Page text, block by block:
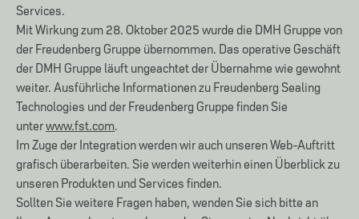
Services.
Mit Wirkung zum 28. Oktober 2025 wurde die DMH Gruppe von
der Freudenberg Gruppe übernommen. Das operative Geschäft
der DMH Gruppe läuft ungeachtet der Übernahme wie gewohnt
weiter. Ausführliche Informationen zu Freudenberg Sealing
Technologies und der Freudenberg Gruppe finden Sie
unterwww.fst.com
Im Zuge der Integration werden wir auch unseren Web-Auftritt
grafisch überarbeiten. Sie werden weiterhin einen Überblick zu
unseren Produkten und Services finden.
Sollten Sie weitere Fragen haben, wenden Sie sich bitte an
DATENSCHUTZ
AGB
AEB
VERHALTENSKODEX
FREUDENBERG ETHICS OFFICE
ISO 9001:2015
ISO 14001:2015
NR.04427/0
NR.05210/0